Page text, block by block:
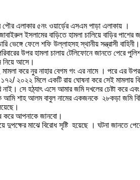
পৌর এলাকার ৫নং ওয়ার্ড়ের এসএম পাড়া এলাকায় ।
ইসলামের বাড়িতে হামলা চালিয়ে বাড়ির পাশের
ভেঙ্গে ফেলে শফি উল্লাহসহ স্থানীয় সন্ত্রাসী বাহিনী।
উপর হামলা চালায় টেলিফোনে জানতে পেরে পুলিশ
নিয়ে আসে।
করে নুর নাহার বেগম গং এর নামে । পরে এর
২০২২ মিলে একটি রায় ঘোষনা করে সেই মামলায়
সে হঠ্যাৎ এসে আমার জমি দখলের চেষ্টা করে
আমি শাহ আলম বাবুল নামের একজনকে ২৮কড়া জমি
করে আপনাকে জানবো।
মাঝে বিরোধ সৃষ্টি হয়েছে । ঘটনা জানতে